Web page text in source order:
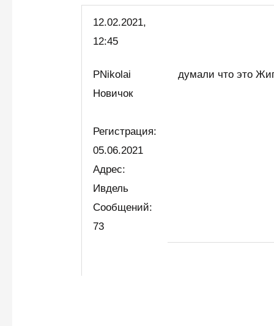
12.02.2021,
12:45
PNikolai
Новичок
Регистрация:
05.06.2021
Адрес:
Ивдель
Сообщений:
73
думали что это